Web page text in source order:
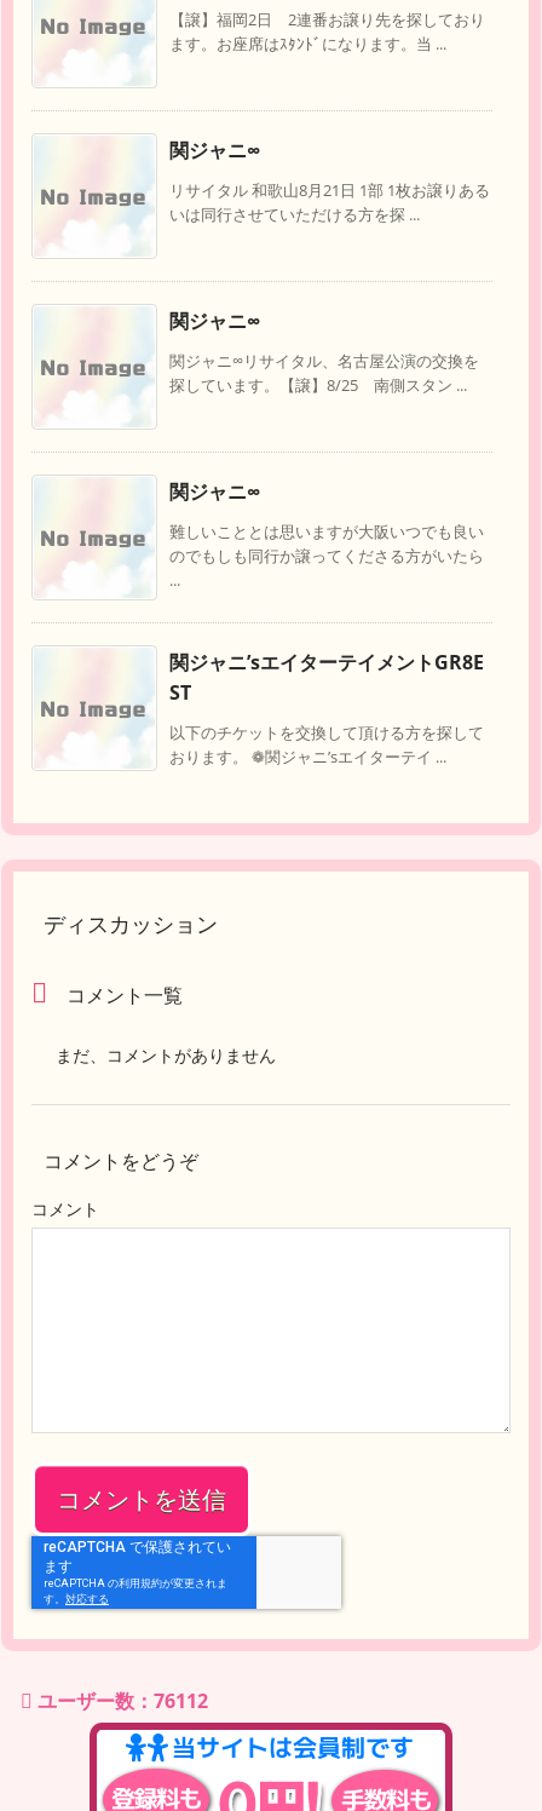
【譲】福岡2日 2連番お譲り先を探しており
ます。お座席はｽﾀﾝﾄﾞになります。当 ...
関ジャニ∞
リサイタル 和歌山8月21日 1部 1枚お譲りある
いは同行させていただける方を探 ...
関ジャニ∞
関ジャニ∞リサイタル、名古屋公演の交換を
探しています。【譲】8/25 南側スタン ...
関ジャニ∞
難しいこととは思いますが大阪いつでも良い
のでもしも同行か譲ってくださる方がいたら
...
関ジャニ’sエイターテイメントGR8E
ST
以下のチケットを交換して頂ける方を探して
おります。 ❁︎関ジャニ’sエイターテイ ...
ディスカッション
コメント一覧
まだ、コメントがありません
コメントをどうぞ
コメント
ユーザー数：76112